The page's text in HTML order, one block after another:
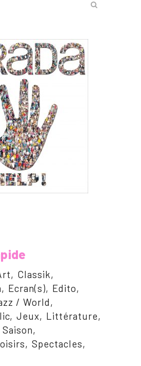
Classik
Ecran(s)
Edito
/ World
Jeux
Littérature
Saison
Spectacles